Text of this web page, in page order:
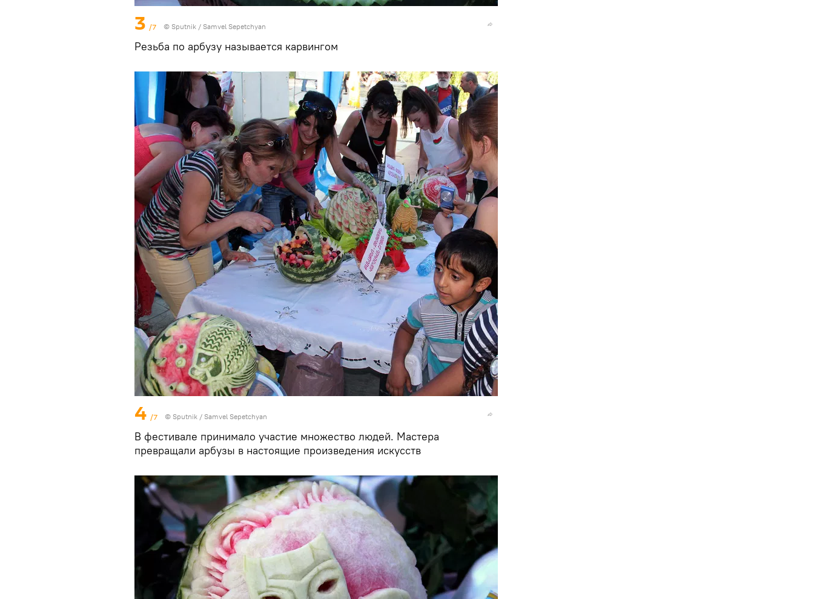
3 /7 © Sputnik / Samvel Sepetchyan
Резьба по арбузу называется карвингом
4 /7 © Sputnik / Samvel Sepetchyan
В фестивале принимало участие множество людей. Мастера
превращали арбузы в настоящие произведения искусств